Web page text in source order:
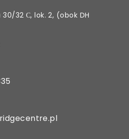
32 С, lok. 2, (obok DH